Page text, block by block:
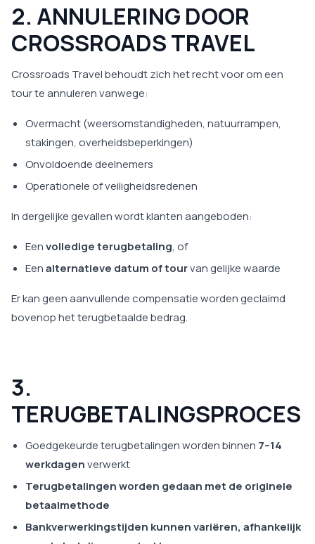
2. ANNULERING DOOR
CROSSROADS TRAVEL
Crossroads Travel behoudt zich het recht voor om een
tour te annuleren vanwege:
Overmacht (weersomstandigheden, natuurrampen,
stakingen, overheidsbeperkingen)
Onvoldoende deelnemers
Operationele of veiligheidsredenen
In dergelijke gevallen wordt klanten aangeboden:
Eenvolledige terugbetaling, of
Eenalternatieve datum of tourvan gelijke waarde
Er kan geen aanvullende compensatie worden geclaimd
bovenop het terugbetaalde bedrag.
3.
TERUGBETALINGSPROCES
Goedgekeurde terugbetalingen worden binnen 7–14
werkdagenverwerkt
Terugbetalingen worden gedaan met de originele
betaalmethode
Bankverwerkingstijden kunnen variëren, afhankelijk